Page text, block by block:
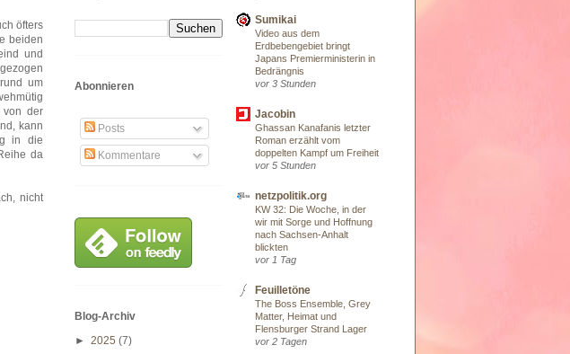
öfters
beiden
und
um
von der
kann
in die
da
nicht
Abonnieren
Posts
Kommentare
Blog-Archiv
► 2025 (7)
Sumikai
Video aus dem
Erdbebengebiet bringt
Japans Premierministerin in
Bedrängnis
vor 3 Stunden
Jacobin
Ghassan Kanafanis letzter
Roman erzählt vom
doppelten Kampf um Freiheit
vor 5 Stunden
netzpolitik.org
KW 32: Die Woche, in der
wir mit Sorge und Hoffnung
nach Sachsen-Anhalt
blickten
vor 1 Tag
Feuilletöne
The Boss Ensemble, Grey
Matter, Heimat und
Flensburger Strand Lager
vor 2 Tagen